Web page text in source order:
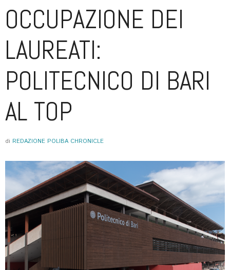
OCCUPAZIONE DEI
LAUREATI:
POLITECNICO DI BARI
AL TOP
di REDAZIONE POLIBA CHRONICLE